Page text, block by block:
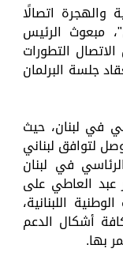
والهجرة اتصالًا
مبعوث الرئيس
التطورات
جلسة البرلمان
في لبنان، حيث
لتوافق لبناني
في لبنان
عبد العاطي على
اللبنانية،
أشكال الدعم
بها.